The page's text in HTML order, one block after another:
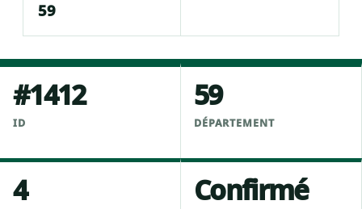
59
#1412
ID
59
DÉPARTEMENT
4 Confirmé